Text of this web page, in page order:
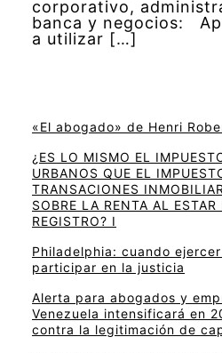
corporativo,
banca y negocios:
a utilizar […]
«El abogado» de Henri
¿ES LO MISMO EL
URBANOS QUE EL
TRANSACIONES
SOBRE LA RENTA AL
REGISTRO? I
Philadelphia: cuando
participar en la justicia
Alerta para abogados y
Venezuela intensificará en
contra la legitimación de